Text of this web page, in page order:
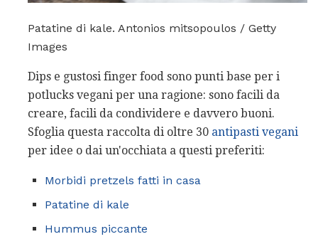
Patatine di kale. Antonios mitsopoulos / Getty
Images
Dips e gustosi finger food sono punti base per i
potlucks vegani per una ragione: sono facili da
creare, facili da condividere e davvero buoni.
Sfoglia questa raccolta di oltre 30 antipasti vegani
per idee o dai un'occhiata a questi preferiti:
Morbidi pretzels fatti in casa
Patatine di kale
Hummus piccante